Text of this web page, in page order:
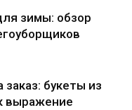
зимы: обзор
букеты из
выражение